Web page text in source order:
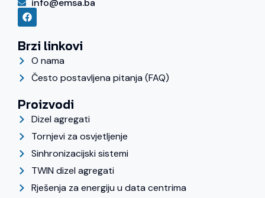
info@emsa.ba
Brzi linkovi
O nama
Često postavljena pitanja (FAQ)
Proizvodi
Dizel agregati
Tornjevi za osvjetljenje
Sinhronizacijski sistemi
TWIN dizel agregati
Rješenja za energiju u data centrima